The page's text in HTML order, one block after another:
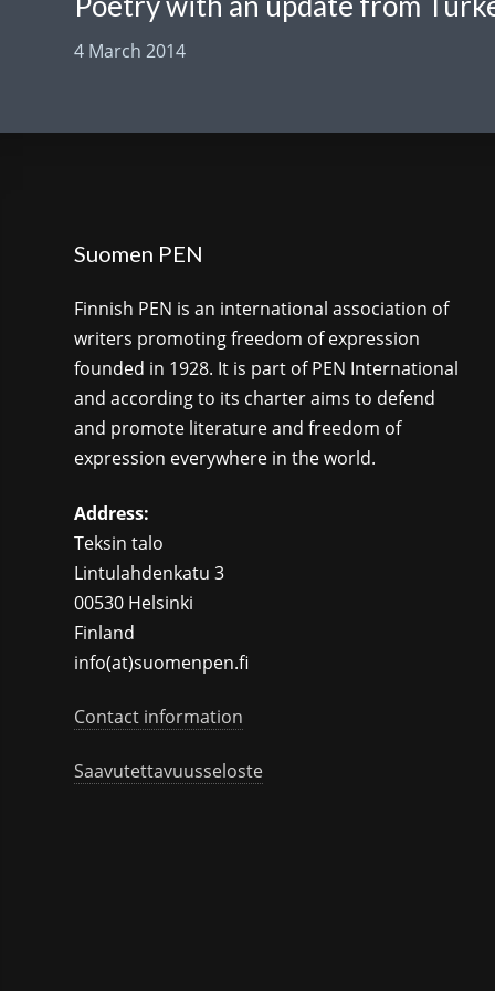
4 March 2014
Suomen PEN
Finnish PEN is an international association of
writers promoting freedom of expression
founded in 1928. It is part of PEN International
and according to its charter aims to defend
and promote literature and freedom of
expression everywhere in the world.
Address:
Teksin talo
Lintulahdenkatu 3
00530 Helsinki
Finland
info(at)suomenpen.fi
Contact information
Saavutettavuusseloste